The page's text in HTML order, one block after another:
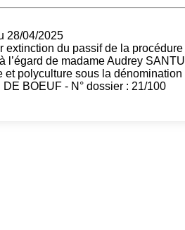
28/04/2025
extinction du passif de la
l’égard de madame Audrey
et polyculture sous la
BOEUF - N° dossier : 21/100